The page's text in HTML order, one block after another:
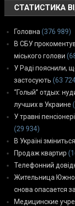
СТАТИСТИКА
Головна (376 989)
В СБУ
міського голови
У Раді пояснили,
застосують (63
“Голый” отдых:
лучших в Украине
У травні
(29 934)
В Україні
Продаж квартир
Телефонний
Жительница
снова опасается
Медицинские